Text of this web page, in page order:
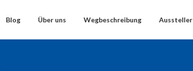
Blog Über uns Wegbeschreibung Aussteller